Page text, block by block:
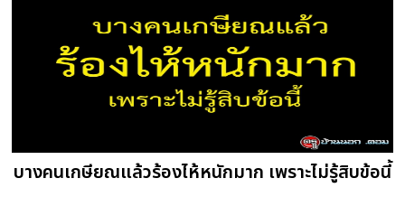
บางคนเกษียณแล้วร้องไห้หนักมาก เพราะไม่รู้สิบข้อนี้